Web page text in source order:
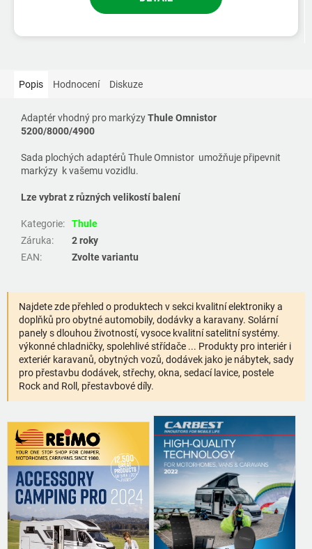
Popis Hodnocení Diskuze
Adaptér vhodný pro markýzyThule Omnistor
5200/8000/4900
Sada plochých adaptérů Thule Omnistor umožňuje připevnit
markýzy k vašemu vozidlu.
Lze vybrat z různých velikostí balení
Kategorie:
Thule
Záruka:
2 roky
EAN: Zvolte variantu
Najdete zde přehled o produktech v sekci kvalitní elektroniky a
doplňků pro obytné automobily, dodávky a karavany. Solární
panely s dlouhou životností, vysoce kvalitní satelitní systémy.
výkonné chladničky, spolehlivé střídače ... Produkty pro interiér i
exteriér karavanů, obytných vozů, dodávek jako je nábytek, sady
pro přestavbu dodávek, střechy, okna, sedací lavice, postele
Rock and Roll, přestavbové díly.